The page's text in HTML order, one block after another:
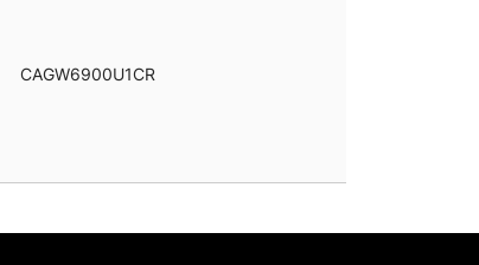
CAGW6900U1CR